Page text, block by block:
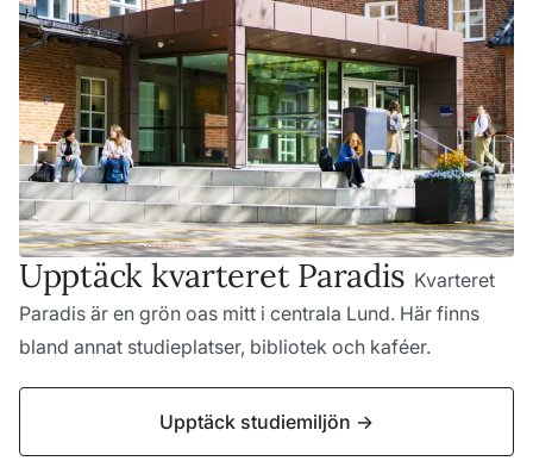
Upptäck kvarteret Paradis Kvarteret
Paradis är en grön oas mitt i centrala Lund. Här finns
bland annat studieplatser, bibliotek och kaféer.
Upptäck studiemiljön ->